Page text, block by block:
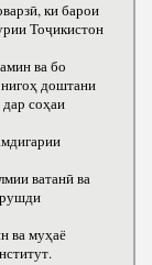
ки барои
Тоҷикистон
ва бо
доштани
соҳаи
ватанӣ ва
ва муҳаё